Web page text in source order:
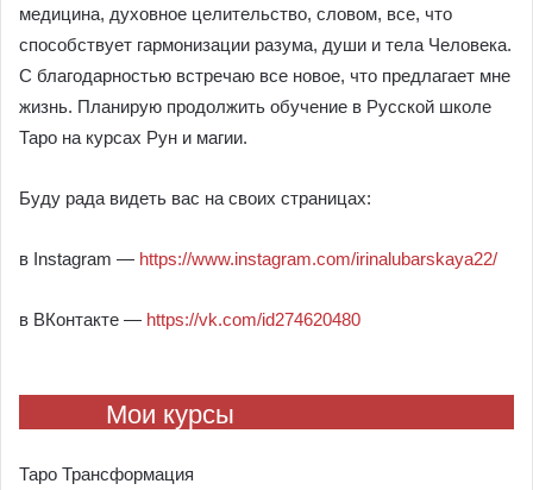
медицина, духовное целительство, словом, все, что
способствует гармонизации разума, души и тела Человека.
С благодарностью встречаю все новое, что предлагает мне
жизнь. Планирую продолжить обучение в Русской школе
Таро на курсах Рун и магии.
Буду рада видеть вас на своих страницах:
в Instagram — https://www.instagram.com/irinalubarskaya22/
в ВКонтакте — https://vk.com/id274620480
Мои курсы
Таро Трансформация